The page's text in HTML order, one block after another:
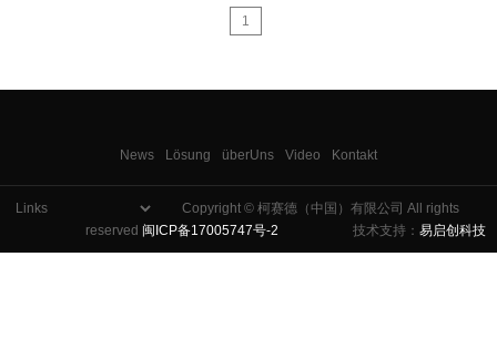
1
News Lösung überUns Video Kontakt
Copyright © 柯赛德（中国）有限公司 All rights
reserved 闽ICP备17005747号-2 技术支持： 易启创科技